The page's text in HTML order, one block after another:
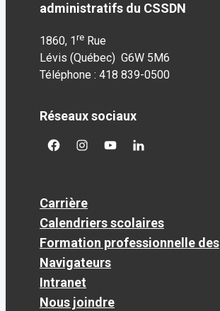
administratifs du CSSDN
1860, 1 re Rue
Lévis (Québec) G6W 5M6
Téléphone : 418 839-0500
Réseaux sociaux
facebookgoogleplus
googleplusgoogleplus
Carrière
Calendriers scolaires
Formation professionnelle des
Navigateurs
Intranet
Nous joindre